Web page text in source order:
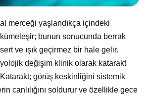
merceği yaşlandıkça içindeki
bunun sonucunda berrak
ve ışık geçirmez bir hale gelir.
değişim klinik olarak katarakt
görüş keskinliğini sistemik
canlılığını soldurur ve özellikle gece